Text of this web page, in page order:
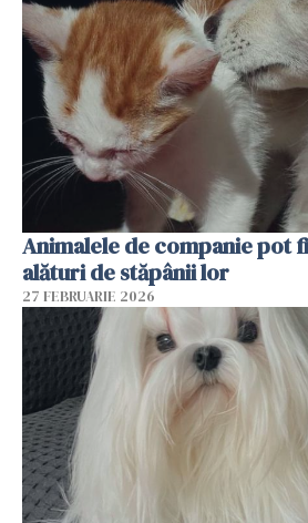
Animalele de companie pot
alături de stăpânii lor
27 FEBRUARIE 2026